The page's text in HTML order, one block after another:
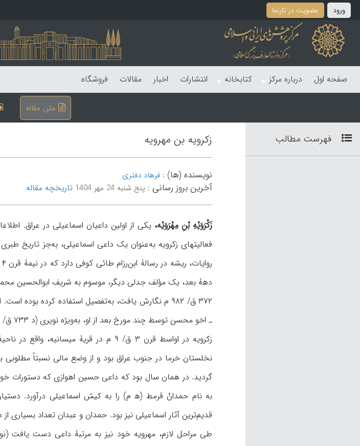
ورود عضویت در تارنما
صفحه اول درباره مرکز کتابخانه انتشارات اخبار مقالات فروشگاه
متن مقاله
فهرست مطالب زکرویه بن مهرویه
نویسنده (ها) :فرهاد دفتری
آخرین بروز رسانی : پنج شنبه 24 مهر 1404 تاریخچه مقاله
زَکْرَوَیْهِ بْنِ مِهْرَوَیْه،یکی از اولین داعیان اسماعیلی در عراق.
فعالیتهای زکرویه به‌عنوان یک داعی اسماعیلی، به‌جز تاریخ
دهۀ بعد، یک مؤلف جدلی دیگر، موسوم به شریف ابوالحسین
۳۷۲ ق/ ۹۸۲ م نگارش یافت، به‌تفصیل استفاده کرده
ـ اخو محسن توسط چند مورخ بعد از او، به‌ویژه نویری (د ۷۳۳ ق/ ۱۳۳۳ م)، ابن‌دواداری (د بعد از ۷۳۶ ق/ ۱۳۳۶ م) و مقریزی (د ۸۴۵ ق/ ۱۴۴۱ م) حفظ شده‌اند.
زکرویه در اواسط قرن ۳ ق/ ۹ م در قریۀ
گردید. در همان سال بود که داعی حسین اهوازی که دستورات
به نام حمدانْ قرمط (ه‍ ‌م) را به کیش اسماعیلی درآورد.
قدیم‌ترین آثار اسماعیلی نیز بود. حمدان و عبدان تعداد بسیاری از